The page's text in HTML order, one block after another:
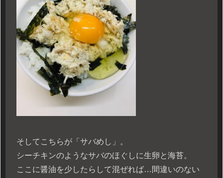
そしてこちらが「サバめし」。
シーチキンのようなサバのほぐしに生卵と海苔。
ここに醤油を少したらして混ぜれば…間違いのない